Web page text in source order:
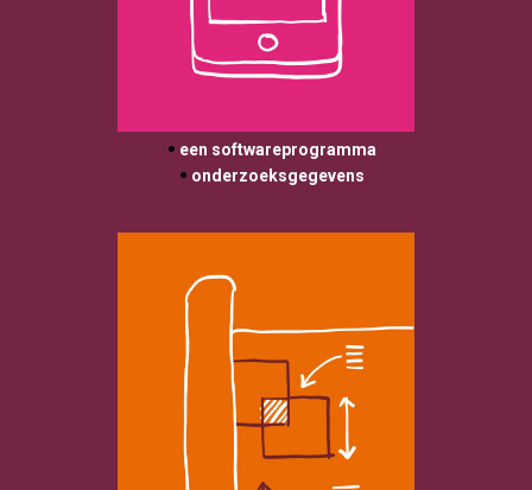
een softwareprogramma
onderzoeksgegevens